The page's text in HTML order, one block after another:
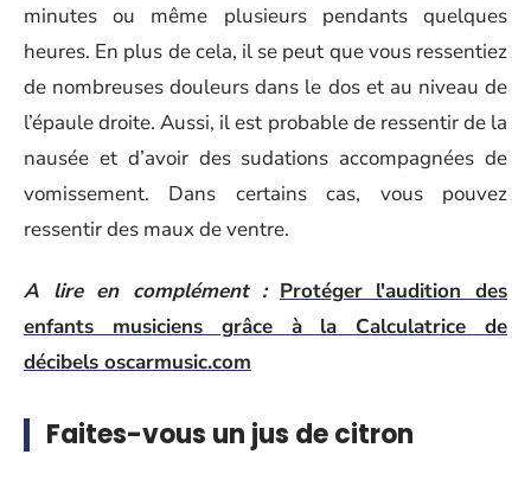
minutes ou même plusieurs pendants quelques
heures. En plus de cela, il se peut que vous ressentiez
de nombreuses douleurs dans le dos et au niveau de
l’épaule droite. Aussi, il est probable de ressentir de la
nausée et d’avoir des sudations accompagnées de
vomissement. Dans certains cas, vous pouvez
ressentir des maux de ventre.
A lire en complément : Protéger l'audition des
enfants musiciens grâce à la Calculatrice de
décibels oscarmusic.com
Faites-vous un jus de citron